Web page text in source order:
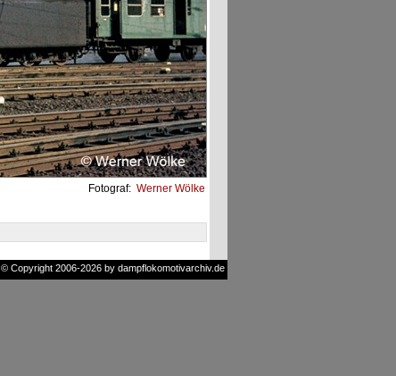
Fotograf: Werner Wölke
© Copyright 2006-2026 by dampflokomotivarchiv.de